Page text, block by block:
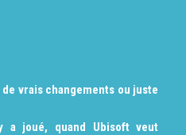
vrais changements ou juste
joué, quand Ubisoft veut